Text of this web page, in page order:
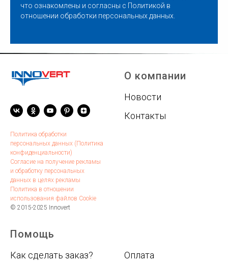
что ознакомлены и согласны с Политикой в
отношении обработки персональных данных
Политика обработки
персональных данных (Политика
конфиденциальности)
Согласие на получение рекламы
и обработку персональных
данных в целях рекламы
Политика в отношении
использования файлов Cookie
© 2015-2025 Innovert
О компании
Новости
Контакты
Помощь
Как сделать заказ? Оплата